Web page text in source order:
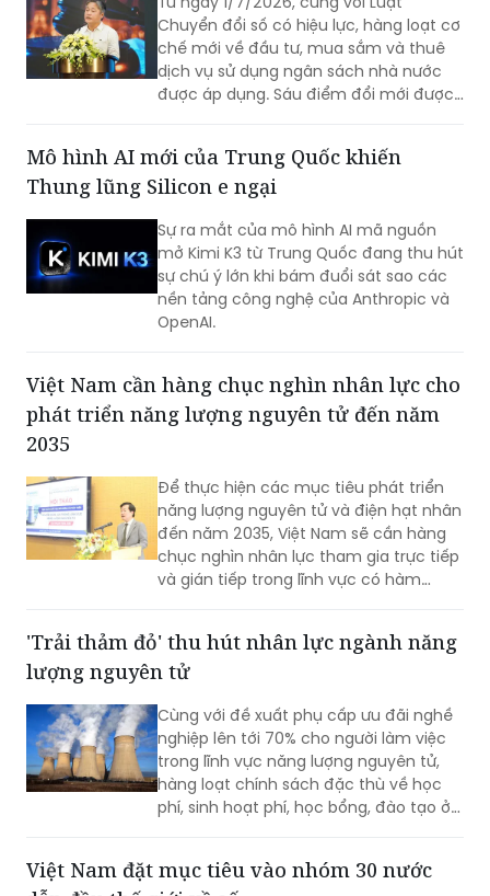
dịch vụ sử dụng ngân sách nhà nước
được áp dụng. Sáu điểm đổi mới được
kỳ vọng sẽ tháo gỡ các nút thắt về cơ
chế, đẩy nhanh triển khai các nền tảng
số và cơ sở dữ liệu quốc gia.
Mô hình AI mới của Trung Quốc khiến
Sự ra mắt của mô hình AI mã nguồn
mở Kimi K3 từ Trung Quốc đang thu hút
sự chú ý lớn khi bám đuổi sát sao các
nền tảng công nghệ của Anthropic và
OpenAI.
Việt Nam cần hàng chục nghìn nhân lực cho
2035
Để thực hiện các mục tiêu phát triển
đến năm 2035, Việt Nam sẽ cần hàng
chục nghìn nhân lực tham gia trực tiếp
và gián tiếp trong lĩnh vực có hàm
lượng khoa học, công nghệ cao.
'Trải thảm đỏ' thu hút nhân lực ngành năng
Cùng với đề xuất phụ cấp ưu đãi nghề
nghiệp lên tới 70% cho người làm việc
trong lĩnh vực năng lượng nguyên tử,
hàng loạt chính sách đặc thù về học
phí, sinh hoạt phí, học bổng, đào tạo ở
nước ngoài và hỗ trợ nghiên cứu đang
được triển khai.
Việt Nam đặt mục tiêu vào nhóm 30 nước
Chính phủ vừa ban hành Chiến lược